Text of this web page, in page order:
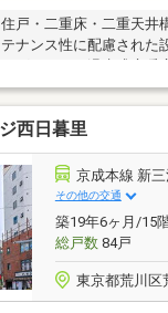
住戸・二重床・二重天井
ナンス性に配慮された
で、家事の負担を軽減
、雨の日のお洗濯にも
西日暮里
京成本線 新
その他の交通
築19年6ヶ月/15
総戸数84戸
東京都荒川区